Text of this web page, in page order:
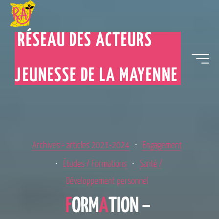
RÉSEAU DES ACTEURS
JEUNESSE DE LA MAYENNE
Archives - articles 2021-2024
Engagement
Études / Formations
Santé /
Développement personnel
FO
O RMAT
T ION –